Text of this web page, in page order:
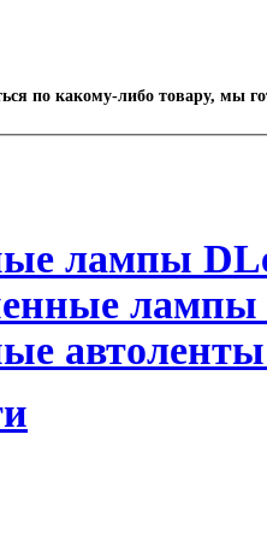
по какому-либо товару, мы
лампы